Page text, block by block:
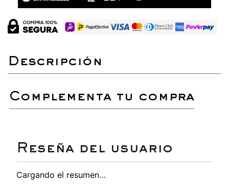
complementa tu compra
Cargando el resumen…